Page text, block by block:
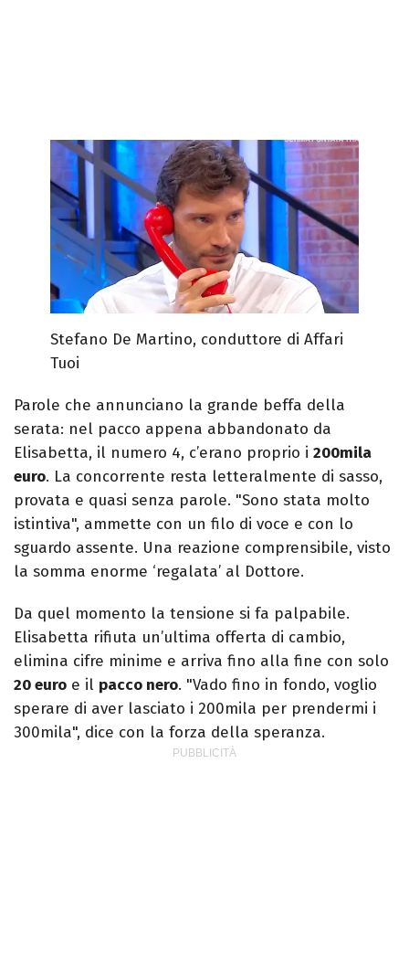
Stefano De Martino, conduttore di Affari
Tuoi
Parole che annunciano la grande beffa della
serata: nel pacco appena abbandonato da
Elisabetta, il numero 4, c’erano proprio i 200mila
euro. La concorrente resta letteralmente di sasso,
provata e quasi senza parole. "Sono stata molto
istintiva", ammette con un filo di voce e con lo
sguardo assente. Una reazione comprensibile, visto
la somma enorme ‘regalata’ al Dottore.
Da quel momento la tensione si fa palpabile.
Elisabetta rifiuta un’ultima offerta di cambio,
elimina cifre minime e arriva fino alla fine con solo
20 euro e il pacco nero. "Vado fino in fondo, voglio
sperare di aver lasciato i 200mila per prendermi i
300mila", dice con la forza della speranza.